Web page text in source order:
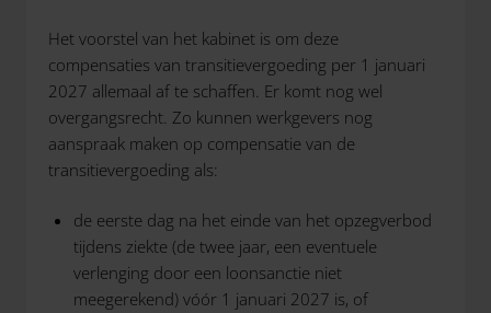
Het voorstel van het kabinet is om deze
compensaties van transitievergoeding per 1 januari
2027 allemaal af te schaffen. Er komt nog wel
overgangsrecht. Zo kunnen werkgevers nog
aanspraak maken op compensatie van de
transitievergoeding als:
de eerste dag na het einde van het opzegverbod
tijdens ziekte (de twee jaar, een eventuele
verlenging door een loonsanctie niet
meegerekend) vóór 1 januari 2027 is, of